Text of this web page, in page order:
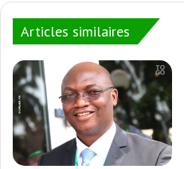
Articles similaires